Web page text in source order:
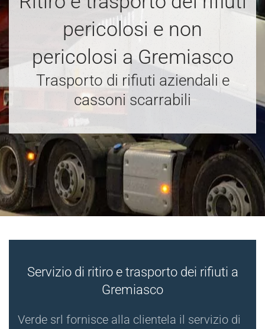
pericolosi e non
pericolosi a Gremiasco
Trasporto di rifiuti aziendali e
cassoni scarrabili
Servizio di ritiro e trasporto dei rifiuti a
Gremiasco
Verde srl fornisce alla clientela il servizio di